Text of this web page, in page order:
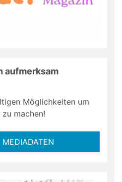
aufmerksam
Möglichkeiten um
machen!
MEDIADATEN